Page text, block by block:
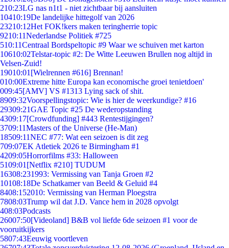
210:23LG nas n1t1 - niet zichtbaar bij aansluiten
10410:19De landelijke hittegolf van 2026
23210:12Het FOK!kers maken teringherrie topic
9210:11Nederlandse Politiek #725
510:11Centraal Bordspeltopic #9 Waar we schuiven met karton
10610:02Telstar-topic #2: De Witte Leeuwen Brullen nog altijd in
Velsen-Zuid!
19010:01 [Wielrennen #616] Brennan!
010:00Extreme hitte Europa kan economische groei tenietdoen'
009:45[AMV] VS #1313 Lying sack of shit.
8909:32Voorspellingstopic: Wie is hier de weerkundige? #16
29309:21GAE Topic #25 De wederopstanding
4309:17[Crowdfunding] #443 Rentestijgingen?
3709:11Masters of the Universe (He-Man)
18509:11NEC #77: Wat een seizoen is dit zeg
709:07EK Atletiek 2026 te Birmingham #1
4209:05Horrorfilms #33: Halloween
5109:01 [Netflix #210] TUDUM
16308:231993: Vermissing van Tanja Groen #2
10108:18De Schatkamer van Beeld & Geluid #4
8408:152010: Vermissing van Herman Ploegstra
7808:03Trump wil dat J.D. Vance hem in 2028 opvolgt
408:03Podcasts
26007:50[Videoland] B&B vol liefde 6de seizoen #1 voor de
vooruitkijkers
5807:43Eeuwig voortleven